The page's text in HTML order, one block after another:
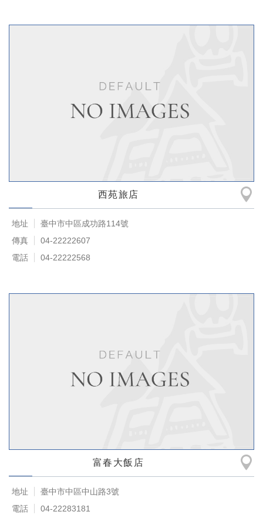
西苑旅店
地址
臺中市中區成功路114號
傳真
04-22222607
電話
04-22222568
富春大飯店
地址
臺中市中區中山路3號
電話
04-22283181